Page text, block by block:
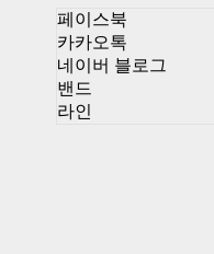
페이스북
카카오톡
네이버 블로그
밴드
라인